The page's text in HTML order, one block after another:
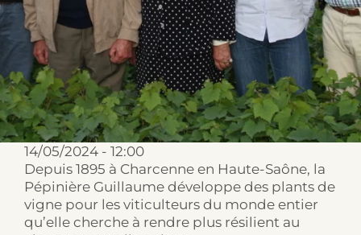
NOS VARIÉTÉS
CONTACTEZ-NOUS
14/05/2024 - 12:00
Depuis 1895 à Charcenne en Haute-Saône, la
Pépinière Guillaume développe des plants de
vigne pour les viticulteurs du monde entier
qu’elle cherche à rendre plus résilient au